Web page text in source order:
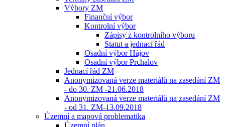
Výbory ZM
Finanční výbor
Kontrolní výbor
Zápisy z kontrolního výboru
Statut a jednací řád
Osadní výbor Hájov
Osadní výbor Prchalov
Jednací řád ZM
Anonymizovaná verze materiálů na zasedání ZM
- do 30. ZM -21.06.2018
Anonymizovaná verze materiálů na zasedání ZM
- od 31. ZM-13.09.2018
Územní a mapová problematika
Územní plán